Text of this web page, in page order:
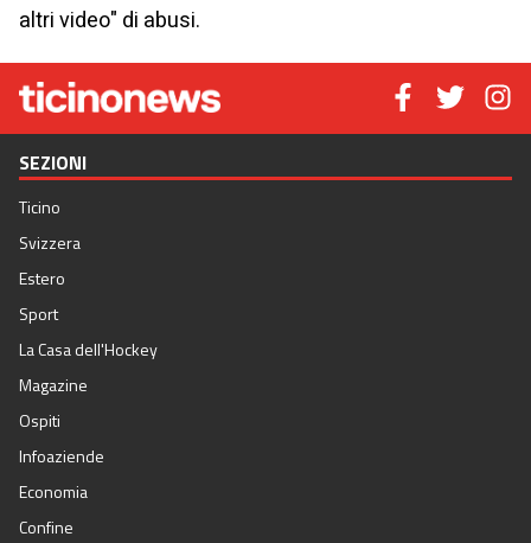
altri video" di abusi.
SEZIONI
Ticino
Svizzera
Estero
Sport
La Casa dell'Hockey
Magazine
Ospiti
Infoaziende
Economia
Confine